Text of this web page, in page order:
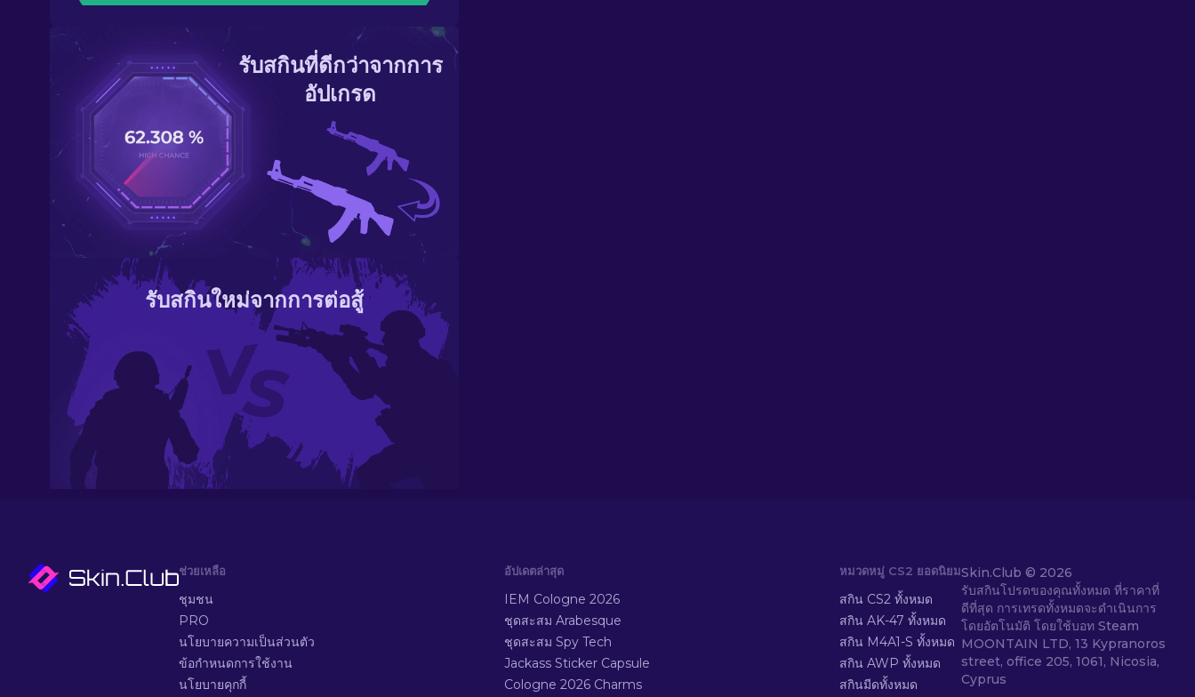
รับสกินที่ดีกว่าจากการ
อัปเกรด
รับสกินใหม่จากการต่อสู้
ช่วยเหลือ
ชุมชน
PRO
นโยบายความเป็นส่วนตัว
ข้อกำหนดการใช้งาน
นโยบายคุกกี้
อัปเดตล่าสุด
IEM Cologne 2026
ชุดสะสม Arabesque
ชุดสะสม Spy Tech
Jackass Sticker Capsule
Cologne 2026 Charms
หมวดหมู่ CS2 ยอดนิยม
สกิน CS2 ทั้งหมด
สกิน AK-47 ทั้งหมด
สกิน M4A1-S ทั้งหมด
สกิน AWP ทั้งหมด
สกินมีดทั้งหมด
Skin.Club © 2026
รับสกินโปรดของคุณทั้งหมด ที่ราคาที่
ดีที่สุด การเทรดทั้งหมดจะดำเนินการ
โดยอัตโนมัติ โดยใช้บอท Steam
MOONTAIN LTD, 13 Kypranoros
street, office 205, 1061, Nicosia,
Cyprus